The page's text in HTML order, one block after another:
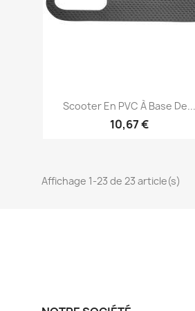
Aperçu rapide
Scooter En PVC À Base De...
10,67 €
Affichage 1-23 de 23 article(s)